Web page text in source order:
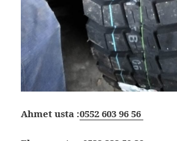
Ahmet usta :0552 603 96 56